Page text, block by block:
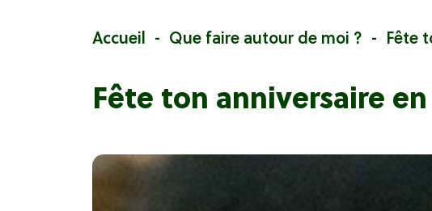
Accueil Que faire autour de moi ? Fête
Fête ton anniversaire